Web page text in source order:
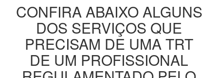
CONFIRA ABAIXO ALGUNS
DOS SERVIÇOS QUE
PRECISAM DE UMA TRT
DE UM PROFISSIONAL